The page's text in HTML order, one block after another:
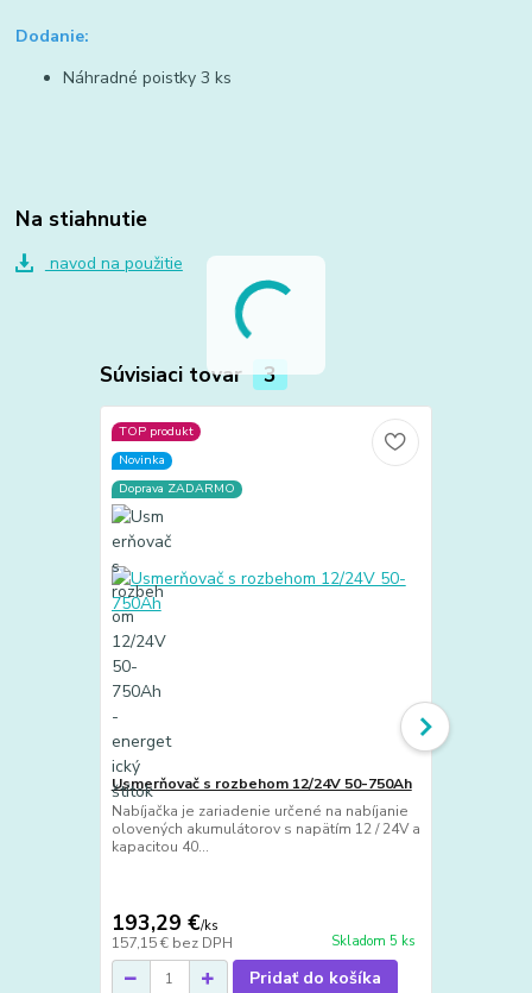
Dodanie:
Náhradné poistky 3 ks
Na stiahnutie
navod na použitie
Súvisiaci tovar 3
TOP produkt
Novinka
Doprava ZADARMO
Usmerňovač s rozbehom 12/24V 50-750Ah
Nabíjačka je zariadenie určené na nabíjanie
olovených akumulátorov s napätím 12 / 24V a
kapacitou 40...
193,29 €/ks
157,15 € bez DPH Skladom 5 ks
Pridať do košíka